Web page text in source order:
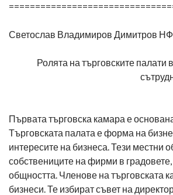
Светослав Владимиров Димитров
Ролята на търговските
Първата търговска камара е
Търговската палата е форма на
интересите на бизнеса. Тези местни
собствениците на фирми в
общността. Членове на търговската
бизнеси. Те избират съвет на